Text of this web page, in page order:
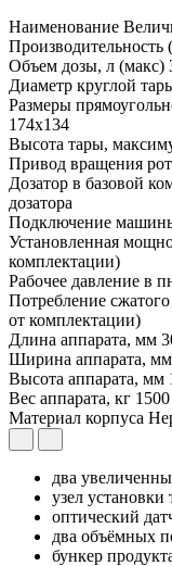
Наименование
Производительность
Объем дозы, л (макс)
Диаметр круглой
Размеры
174х134
Высота тары,
Привод вращения
Дозатор в базовой
дозатора
Подключение
Установленная
комплектации)
Рабочее давление в
Потребление
от комплектации)
Длина аппарата, мм
Ширина аппарата, мм
Высота аппарата, мм
Вес аппарата, кг 1500
Материал корпуса
два
узел установки
оптический
два объёмных
бункер